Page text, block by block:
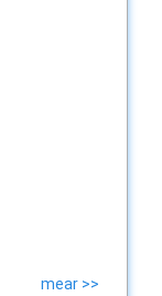
mear >>